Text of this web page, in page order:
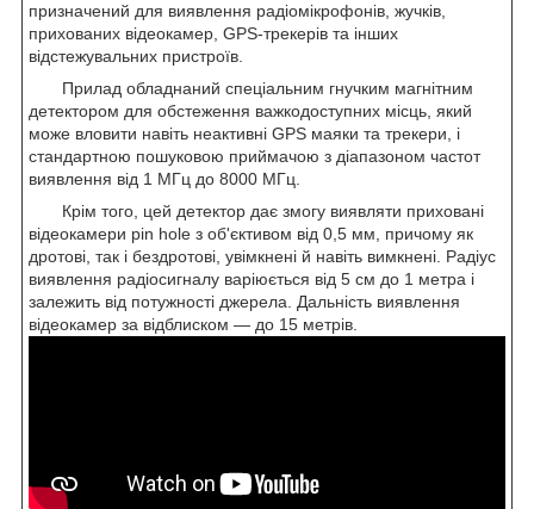
призначений для виявлення радіомікрофонів, жучків,
прихованих відеокамер, GPS-трекерів та інших
відстежувальних пристроїв.
Прилад обладнаний спеціальним гнучким магнітним
детектором для обстеження важкодоступних місць, який
може вловити навіть неактивні GPS маяки та трекери, і
стандартною пошуковою приймачою з діапазоном частот
виявлення від 1 МГц до 8000 МГц.
Крім того, цей детектор дає змогу виявляти приховані
відеокамери pin hole з об'єктивом від 0,5 мм, причому як
дротові, так і бездротові, увімкнені й навіть вимкнені. Радіус
виявлення радіосигналу варіюється від 5 см до 1 метра і
залежить від потужності джерела. Дальність виявлення
відеокамер за відблиском — до 15 метрів.